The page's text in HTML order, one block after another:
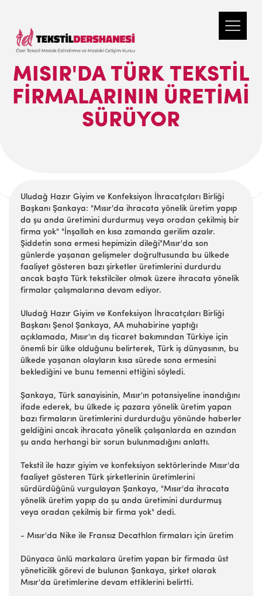
MISIR'DA TÜRK TEKSTIL
FIRMALARININ ÜRETIMI
SÜRÜYOR
Uludağ Hazır Giyim ve Konfeksiyon İhracatçıları Birliği
Başkanı Şankaya: "Mısır'da ihracata yönelik üretim yapıp
da şu anda üretimini durdurmuş veya oradan çekilmiş bir
firma yok" "İnşallah en kısa zamanda gerilim azalır.
Şiddetin sona ermesi hepimizin dileği"Mısır'da son
günlerde yaşanan gelişmeler doğrultusunda bu ülkede
faaliyet gösteren bazı şirketler üretimlerini durdurdu
ancak başta Türk tekstilciler olmak üzere ihracata yönelik
firmalar çalışmalarına devam ediyor.
Uludağ Hazır Giyim ve Konfeksiyon İhracatçıları Birliği
Başkanı Şenol Şankaya, AA muhabirine yaptığı
açıklamada, Mısır'ın dış ticaret bakımından Türkiye için
önemli bir ülke olduğunu belirterek, Türk iş dünyasının, bu
ülkede yaşanan olayların kısa sürede sona ermesini
beklediğini ve bunu temenni ettiğini söyledi.
Şankaya, Türk sanayisinin, Mısır'ın potansiyeline inandığını
ifade ederek, bu ülkede iç pazara yönelik üretim yapan
bazı firmaların üretimlerini durdurduğu yönünde haberler
geldiğini ancak ihracata yönelik çalışanlarda en azından
şu anda herhangi bir sorun bulunmadığını anlattı.
Tekstil ile hazır giyim ve konfeksiyon sektörlerinde Mısır'da
faaliyet gösteren Türk şirketlerinin üretimlerini
sürdürdüğünü vurgulayan Şankaya, "Mısır'da ihracata
yönelik üretim yapıp da şu anda üretimini durdurmuş
veya oradan çekilmiş bir firma yok" dedi.
- Mısır'da Nike ile Fransız Decathlon firmaları için üretim
Dünyaca ünlü markalara üretim yapan bir firmada üst
yöneticilik görevi de bulunan Şankaya, şirket olarak
Mısır'da üretimlerine devam ettiklerini belirtti.